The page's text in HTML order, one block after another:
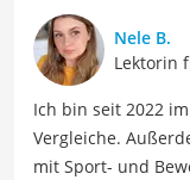
Erfahrung heraus
Lösungen, die den
Helfer für Küche
Der Philips-
besonders
Nele B.
Lektorin
Ich bin seit 2022
Vergleiche.
mit Sport- und